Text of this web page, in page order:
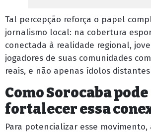
Tal percepção reforça o papel
jornalismo local: na cobertura
conectada à realidade regional,
jogadores de suas comunidades
reais, e não apenas ídolos distantes
Como Sorocaba pode
fortalecer essa
Para potencializar esse movimento,